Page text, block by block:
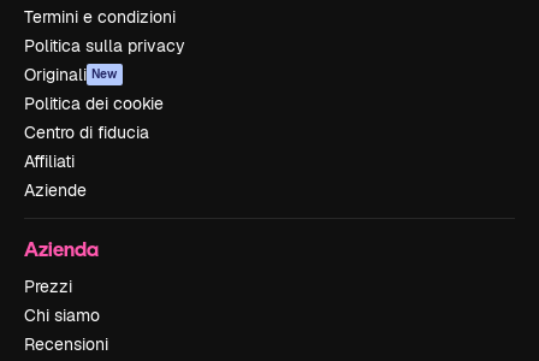
Termini e condizioni
Politica sulla privacy
Originali New
Politica dei cookie
Centro di fiducia
Affiliati
Aziende
Azienda
Prezzi
Chi siamo
Recensioni